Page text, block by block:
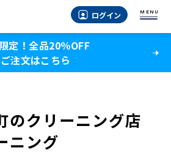
ログイン MENU
定！全品20％OFF
ご注文はこちら
のクリーニング店
ニング